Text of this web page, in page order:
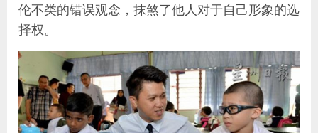
伦不类的错误观念，抹煞了他人对于自己形象的选
择权。